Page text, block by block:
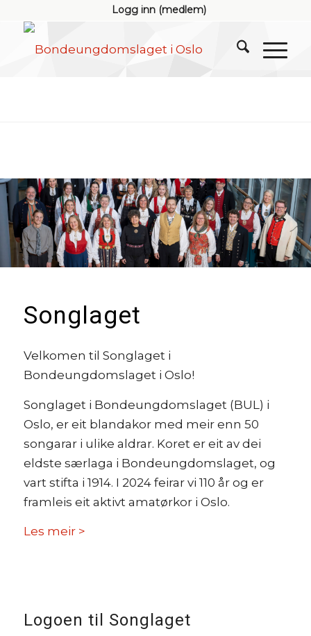
Logg inn (medlem)
Songlaget
Velkomen til Songlaget i
Bondeungdomslaget i Oslo!
Songlaget i Bondeungdomslaget (BUL) i
Oslo, er eit blandakor med meir enn 50
songarar i ulike aldrar. Koret er eit av dei
eldste særlaga i Bondeungdomslaget, og
vart stifta i 1914. I 2024 feirar vi 110 år og er
framleis eit aktivt amatørkor i Oslo.
Les meir >
Logoen til Songlaget